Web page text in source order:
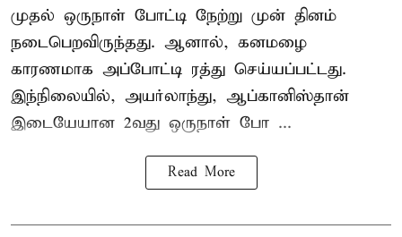
முதல் ஒருநாள் போட்டி நேற்று முன் தினம்
நடைபெறவிருந்தது. ஆனால், கனமழை
காரணமாக அப்போட்டி ரத்து செய்யப்பட்டது.
இந்நிலையில், அயர்லாந்து, ஆப்கானிஸ்தான்
இடையேயான 2வது ஒருநாள் போ ...
Read More